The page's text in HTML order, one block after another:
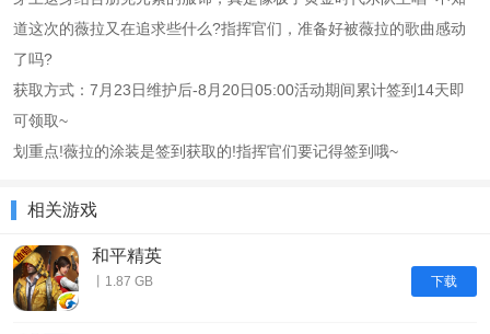
道这次的薇拉又在追求些什么?指挥官们，准备好被薇拉的歌曲感动
了吗?
获取方式：7月23日维护后-8月20日05:00活动期间累计签到14天即
可领取~
划重点!薇拉的涂装是签到获取的!指挥官们要记得签到哦~
相关游戏
下载
和平精英
丨1.87 GB